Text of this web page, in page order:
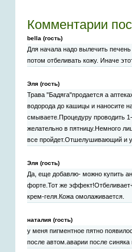
Комментарии
bella (гость)
Для начала надо вылечить
потом отбеливать кожу. Иначе
Эля (гость)
Трава "Бадяга"продается а
водорода до кашицы и наносите
смываете.Процедуру проводить
желательно в пятницу.Немного
все пройдет.Отшелушивающий и
Эля (гость)
Да, еще добавлю- можно купить
форте.Тот же
крем-геля.Кожа омолаживается.
наталия (гость)
у меня пигментное пятно
после автом.аварии после